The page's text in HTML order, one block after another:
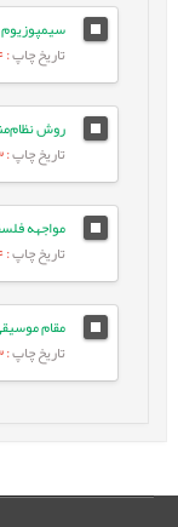
تاریخ چاپ: 1403/05/24
تاریخ چاپ: 1403/02/03
مواجهه
تاریخ چاپ: 1402/08/24
مقام
تاریخ چاپ: 1401/05/03